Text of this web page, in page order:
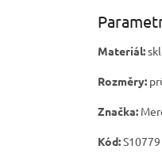
Materiál:
Rozměry:
Značka:
Kód:S10779